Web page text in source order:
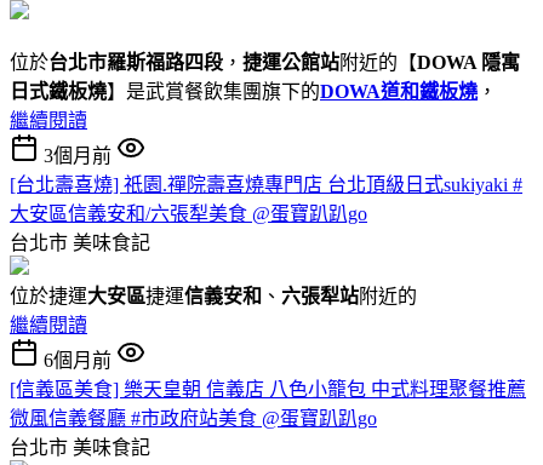
位於台北市羅斯福路四段 ， 捷運公館站附近的【DOWA 隱寓
日式鐵板燒】是武賞餐飲集團旗下的DOWA道和鐵板燒 ，
繼續閱讀
3個月前
[台北壽喜燒] 祇園.禪院壽喜燒專門店 台北頂級日式sukiyaki #
大安區信義安和/六張犁美食 @蛋寶趴趴go
台北市 美味食記
位於捷運大安區捷運信義安和 、 六張犁站附近的
繼續閱讀
6個月前
[信義區美食] 樂天皇朝 信義店 八色小籠包 中式料理聚餐推薦
微風信義餐廳 #市政府站美食 @蛋寶趴趴go
台北市 美味食記